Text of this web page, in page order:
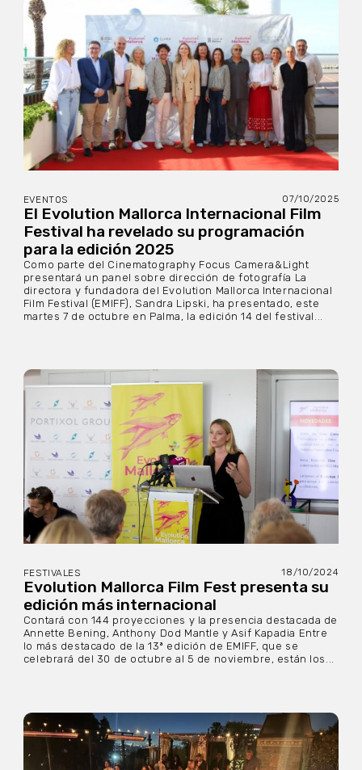
EVENTOS 07/10/2025
El Evolution Mallorca Internacional Film
Festival ha revelado su programación
para la edición 2025
Como parte del Cinematography Focus Camera&Light
presentará un panel sobre dirección de fotografía La
directora y fundadora del Evolution Mallorca Internacional
Film Festival (EMIFF), Sandra Lipski, ha presentado, este
martes 7 de octubre en Palma, la edición 14 del festival...
FESTIVALES 18/10/2024
Evolution Mallorca Film Fest presenta su
edición más internacional
Contará con 144 proyecciones y la presencia destacada de
Annette Bening, Anthony Dod Mantle y Asif Kapadia Entre
lo más destacado de la 13ª edición de EMIFF, que se
celebrará del 30 de octubre al 5 de noviembre, están los...